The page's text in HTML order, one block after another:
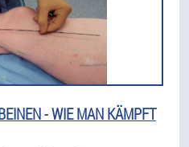
- WIE MAN KÄMPFT